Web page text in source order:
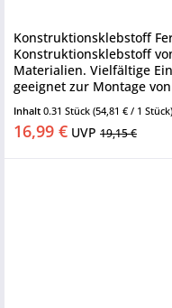
Konstruktionsklebstoff
Konstruktionsklebstoff
Materialien. Vielfältige
geeignet zur Montage
Inhalt 0.31 Stück (54,81 € / 1 Stück)
16,99 € UVP 19,15 €